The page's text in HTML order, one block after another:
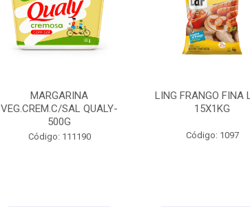
MARGARINA
VEG.CREM.C/SAL QUALY-
500G
Código: 111190
LING FRANGO FINA
15X1KG
Código: 1097